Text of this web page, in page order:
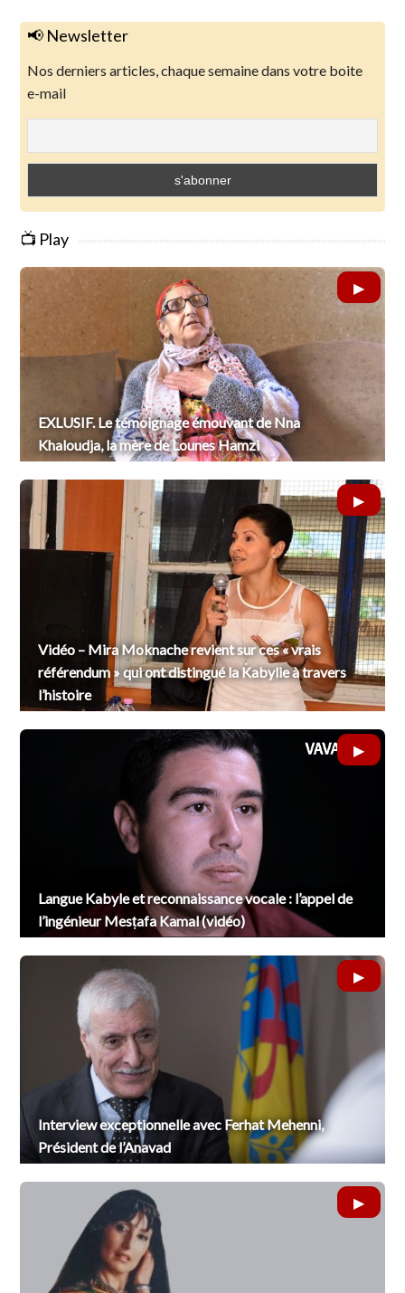
📢 Newsletter
Nos derniers articles, chaque semaine dans votre boite
e-mail
📺 Play
EXLUSIF. Le témoignage émouvant de Nna
Khaloudja, la mère de Lounes Hamzi
Vidéo – Mira Moknache revient sur ces « vrais
référendum » qui ont distingué la Kabylie à travers
l’histoire
Langue Kabyle et reconnaissance vocale : l’appel de
l’ingénieur Mesṭafa Kamal (vidéo)
Interview exceptionnelle avec Ferhat Mehenni,
Président de l’Anavad